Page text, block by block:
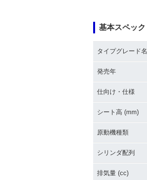
基本スペック
タイプグレード名
発売年
仕向け・仕様
シート高 (mm)
原動機種類
シリンダ配列
排気量 (cc)